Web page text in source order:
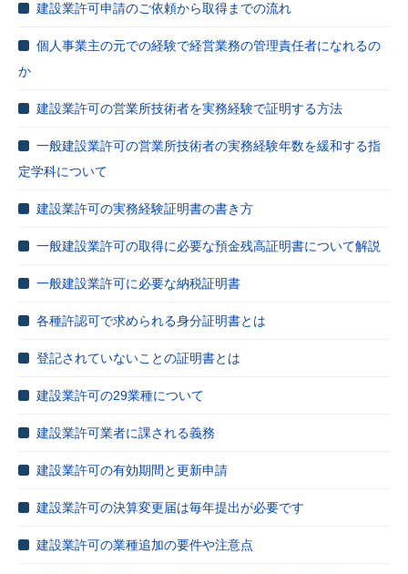
建設業許可申請のご依頼から取得までの流れ
個人事業主の元での経験で経営業務の管理責任者になれるの
か
建設業許可の営業所技術者を実務経験で証明する方法
一般建設業許可の営業所技術者の実務経験年数を緩和する指
定学科について
建設業許可の実務経験証明書の書き方
一般建設業許可の取得に必要な預金残高証明書について解説
一般建設業許可に必要な納税証明書
各種許認可で求められる身分証明書とは
登記されていないことの証明書とは
建設業許可の29業種について
建設業許可業者に課される義務
建設業許可の有効期間と更新申請
建設業許可の決算変更届は毎年提出が必要です
建設業許可の業種追加の要件や注意点